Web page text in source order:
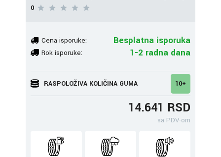
0
Cena isporuke: Besplatna isporuka
Rok isporuke: 1-2 radna dana
RASPOLOŽIVA KOLIČINA GUMA 10+
14.641 RSD
sa PDV-om